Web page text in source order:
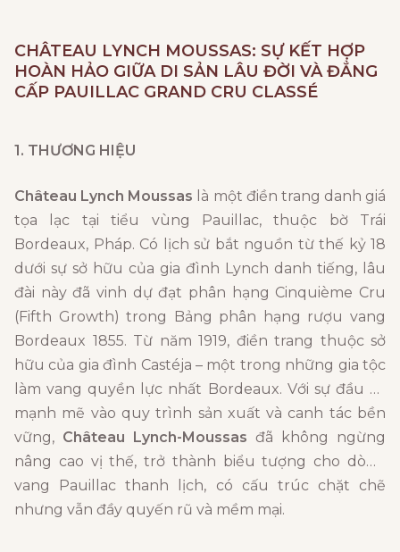
CHÂTEAU LYNCH MOUSSAS: SỰ KẾT HỢP
HOÀN HẢO GIỮA DI SẢN LÂU ĐỜI VÀ ĐẲNG
CẤP PAUILLAC GRAND CRU CLASSÉ
1. THƯƠNG HIỆU
Château Lynch Moussas là một điền trang danh giá
tọa lạc tại tiểu vùng Pauillac,thuộc bờ Trái
Bordeaux, Pháp. Có lịch sử bắt nguồn từ thế kỷ 18
dưới sự sở hữu của gia đình Lynch danh tiếng, lâu
đài này đã vinh dự đạt phân hạng Cinquième Cru
(Fifth Growth) trong Bảng phân hạng rượu vang
Bordeaux 1855. Từ năm 1919, điền trang thuộc sở
hữu của gia đình Castéja – một trong những gia tộc
làm vang quyền lực nhất Bordeaux. Với sự đầu tư
mạnh mẽ vào quy trình sản xuất và canh tác bền
vững, Château Lynch-Moussas đã không ngừng
nâng cao vị thế, trở thành biểu tượng cho dòng
vang Pauillac thanh lịch, có cấu trúc chặt chẽ
nhưng vẫn đầy quyến rũ và mềm mại.